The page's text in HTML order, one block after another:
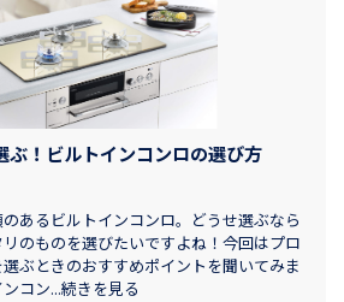
ぶ！ビルトインコンロの選び方
あるビルトインコンロ。どうせ選ぶなら
のものを選びたいですよね！今回はプロ
ぶときのおすすめポイントを聞いてみま
コン...続きを見る